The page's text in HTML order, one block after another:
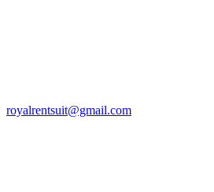
royalrentsuit@gmail.com